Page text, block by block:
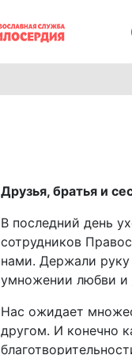
Друзья, братья и
В последний день
сотрудников
нами. Держали руку
умножении любви и
Нас ожидает
другом. И конечно